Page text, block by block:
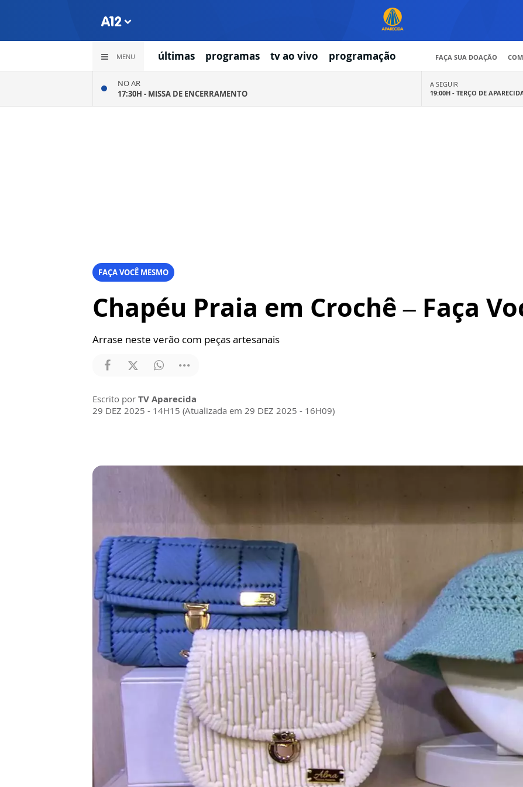
MENU últimas programas tv ao vivo programação FAÇA SUA DOAÇÃO
NO AR
17:30H - MISSA DE ENCERRAMENTO
A SEGUIR
19:00H - TERÇO DE
FAÇA VOCÊ MESMO
Chapéu Praia em Crochê – Faça
Arrase neste verão com peças artesanais
Escrito por TV Aparecida
29 DEZ 2025 - 14H15 (Atualizada em 29 DEZ 2025 - 16H09)